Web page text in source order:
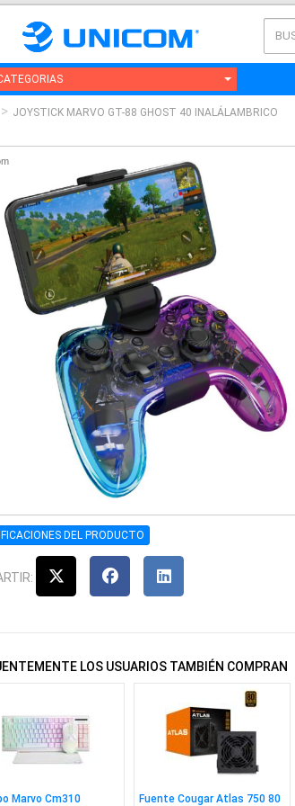
JOYSTICK MARVO GT-88 GHOST 40 INALÁLAMBRICO
DEL PRODUCTO
LOS USUARIOS TAMBIÉN COMPRAN
Marvo Cm310 Fuente Cougar Atlas 750 80